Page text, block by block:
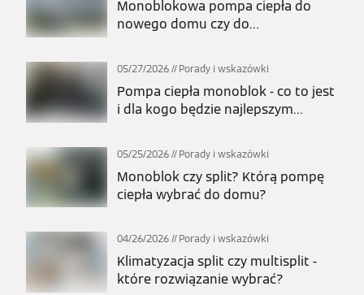
Monoblokowa pompa ciepła do
nowego domu czy do
05/27/2026 Porady i wskazówki
Pompa ciepła monoblok - co to jest
i dla kogo będzie najlepszym
05/25/2026 Porady i wskazówki
Monoblok czy split? Którą pompę
ciepła wybrać do domu?
04/26/2026 Porady i wskazówki
Klimatyzacja split czy multisplit -
które rozwiązanie wybrać?